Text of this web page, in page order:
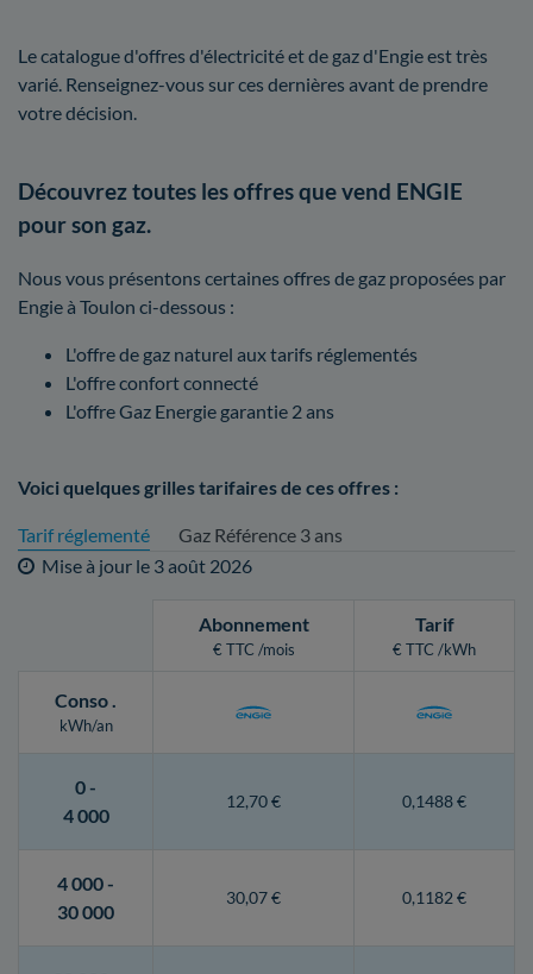
Le catalogue d'offres d'électricité et de gaz d'Engie est très
varié. Renseignez-vous sur ces dernières avant de prendre
votre décision.
Découvrez toutes les offres que vend ENGIE
pour son gaz.
Nous vous présentons certaines offres de gaz proposées par
Engie à Toulon ci-dessous :
L'offre de gaz naturel aux tarifs réglementés
L'offre confort connecté
L'offre Gaz Energie garantie 2 ans
Voici quelques grilles tarifaires de ces offres :
Tarif réglementé
Gaz Référence 3 ans
Mise à jour le 3 août 2026
Abonnement
€ TTC /mois
Tarif
€ TTC /kWh
Conso.
kWh/an
0 -
4 000
12,70 € 0,1488 €
4 000 -
30 000
30,07 € 0,1182 €